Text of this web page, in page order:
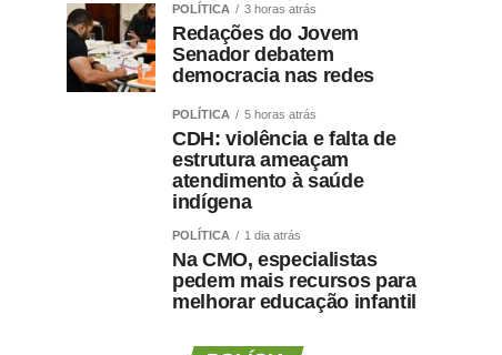
POLÍTICA 3 horas atrás
Redações do Jovem
Senador debatem
democracia nas redes
POLÍTICA 5 horas atrás
CDH: violência e falta de
estrutura ameaçam
atendimento à saúde
indígena
POLÍTICA 1 dia atrás
Na CMO, especialistas
pedem mais recursos para
melhorar educação infantil